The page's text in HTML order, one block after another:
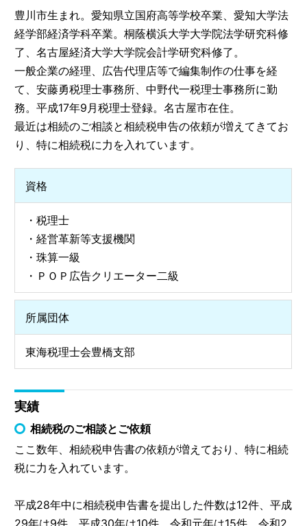
豊川市生まれ。愛知県立国府高等学校卒業、愛知大学法
経学部経済学科卒業。桐蔭横浜大学大学院法学研究科修
了、名古屋経済大学大学院会計学研究科修了。
一般企業の経理、広告代理店等で編集制作の仕事を経
て、安藤勇税理士事務所、中野代一税理士事務所に勤
務。平成17年9月税理士登録。名古屋市在住。
最近は相続のご相談と相続税申告の依頼が増えてきてお
り、特に相続税に力を入れています。
資格
・税理士
・経営革新等支援機関
・珠算一級
・ＰＯＰ広告クリエーター二級
所属団体
東海税理士会豊橋支部
実績
相続税のご相談とご依頼
ここ数年、相続税申告書の依頼が増えており、特に相続
税に力を入れています。
平成28年中に相続税申告書を提出した件数は12件、平成
29年は9件、平成30年は10件、令和元年は15件、令和2